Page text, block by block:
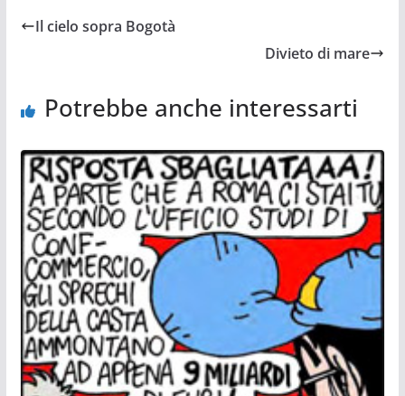
Il cielo sopra Bogotà
Divieto di mare
Potrebbe anche interessarti